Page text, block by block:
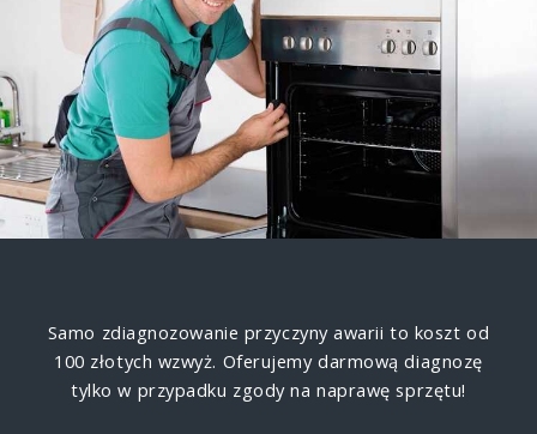
Samo zdiagnozowanie przyczyny awarii to koszt od
100 złotych wzwyż. Oferujemy darmową diagnozę
tylko w przypadku zgody na naprawę sprzętu!